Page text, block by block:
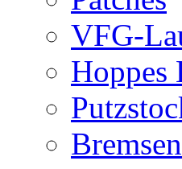
VFG-
Hoppes